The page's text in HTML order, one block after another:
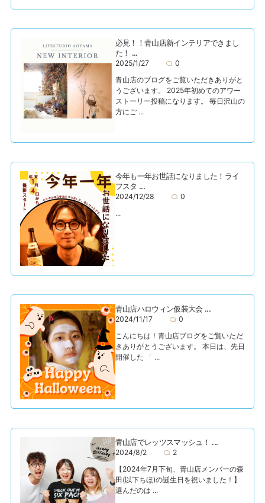
必見！！青山店新インテリアできまし
た！ ...
2025/1/27
0
青山店のブログをご覧いただきありがと
うございます。 2025年初めてのアワー
ストーリー投稿になります。 毎日沢山の
方にご ...
今年も一年お世話になりました！ライ
フスタ ...
2024/12/28
0
...
青山店ハロウィン仮装大会 ...
2024/11/17
0
こんにちは！青山店ブログをご覧いただ
きありがとうございます。 本日は、先日
開催した 「 ...
青山店でレッツスマッシュ！ ...
2024/8/2
2
【2024年7月下旬、青山店メンバーの森
田(以下ちほ)の誕生日を祝いました！】
選んだのは ...